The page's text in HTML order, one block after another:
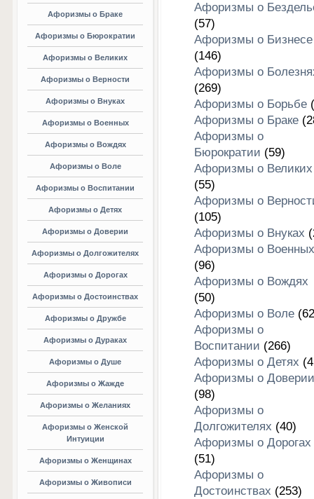
Афоризмы о Браке
Афоризмы о Бюрократии
Афоризмы о Великих
Афоризмы о Верности
Афоризмы о Внуках
Афоризмы о Военных
Афоризмы о Вождях
Афоризмы о Воле
Афоризмы о Воспитании
Афоризмы о Детях
Афоризмы о Доверии
Афоризмы о Долгожителях
Афоризмы о Дорогах
Афоризмы о Достоинствах
Афоризмы о Дружбе
Афоризмы о Дураках
Афоризмы о Душе
Афоризмы о Жажде
Афоризмы о Желаниях
Афоризмы о Женской
Интуиции
Афоризмы о Женщинах
Афоризмы о Живописи
Афоризмы о
(57)
Афоризмы о Бизнесе
(146)
Афоризмы о
(269)
Афоризмы о Борьбе
Афоризмы о Браке
Афоризмы о
Бюрократии (59)
Афоризмы о Великих
(55)
Афоризмы о
(105)
Афоризмы о Внуках
Афоризмы о Военных
(96)
Афоризмы о Вождях
(50)
Афоризмы о Воле
Афоризмы о
Воспитании (266)
Афоризмы о Детях
Афоризмы о Доверии
(98)
Афоризмы о
Долгожителях (40)
Афоризмы о Дорогах
(51)
Афоризмы о
Достоинствах (253)